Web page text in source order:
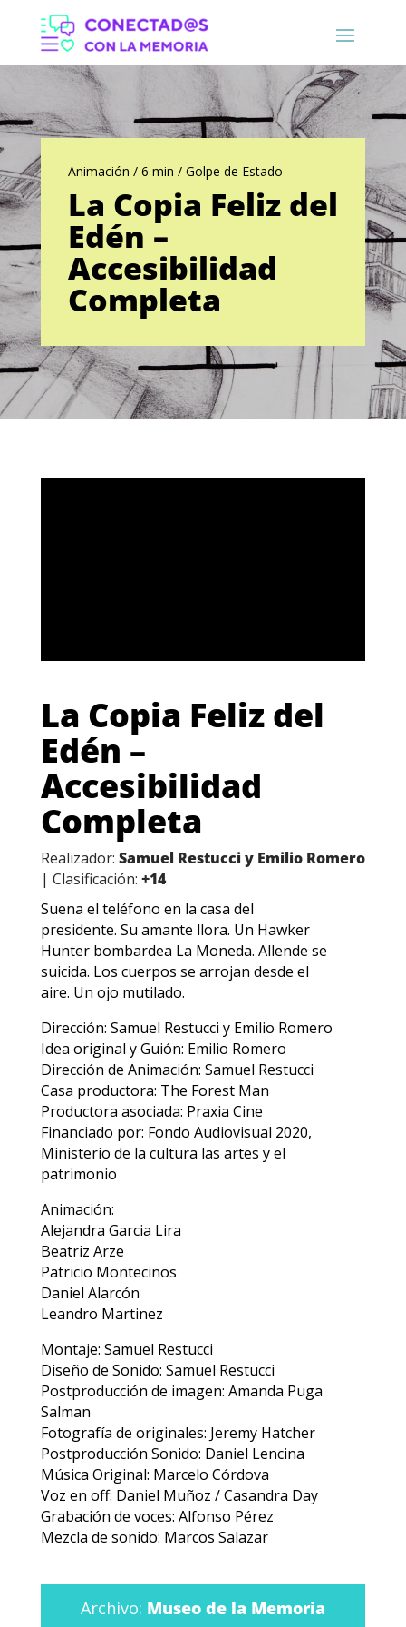
Animación / 6 min / Golpe de Estado
La Copia Feliz del
Edén –
Accesibilidad
Completa
La Copia Feliz del
Edén –
Accesibilidad
Completa
Realizador: Samuel Restucci y Emilio Romero
| Clasificación: +14
Suena el teléfono en la casa del
presidente. Su amante llora. Un Hawker
Hunter bombardea La Moneda. Allende se
suicida. Los cuerpos se arrojan desde el
aire. Un ojo mutilado.
Dirección: Samuel Restucci y Emilio Romero
Idea original y Guión: Emilio Romero
Dirección de Animación: Samuel Restucci
Casa productora: The Forest Man
Productora asociada: Praxia Cine
Financiado por: Fondo Audiovisual 2020,
Ministerio de la cultura las artes y el
patrimonio
Animación:
Alejandra Garcia Lira
Beatriz Arze
Patricio Montecinos
Daniel Alarcón
Leandro Martinez
Montaje: Samuel Restucci
Diseño de Sonido: Samuel Restucci
Postproducción de imagen: Amanda Puga
Salman
Fotografía de originales: Jeremy Hatcher
Postproducción Sonido: Daniel Lencina
Música Original: Marcelo Córdova
Voz en off: Daniel Muñoz / Casandra Day
Grabación de voces: Alfonso Pérez
Mezcla de sonido: Marcos Salazar
Archivo: Museo de la Memoria